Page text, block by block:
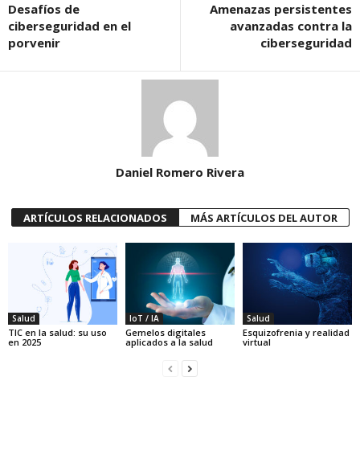
Desafíos de
ciberseguridad en el
porvenir
Amenazas persistentes
avanzadas contra la
ciberseguridad
Daniel Romero Rivera
ARTÍCULOS RELACIONADOS MÁS ARTÍCULOS DEL AUTOR
Salud
TIC en la salud: su uso
en 2025
IoT / IA
Gemelos digitales
aplicados a la salud
Salud
Esquizofrenia y realidad
virtual